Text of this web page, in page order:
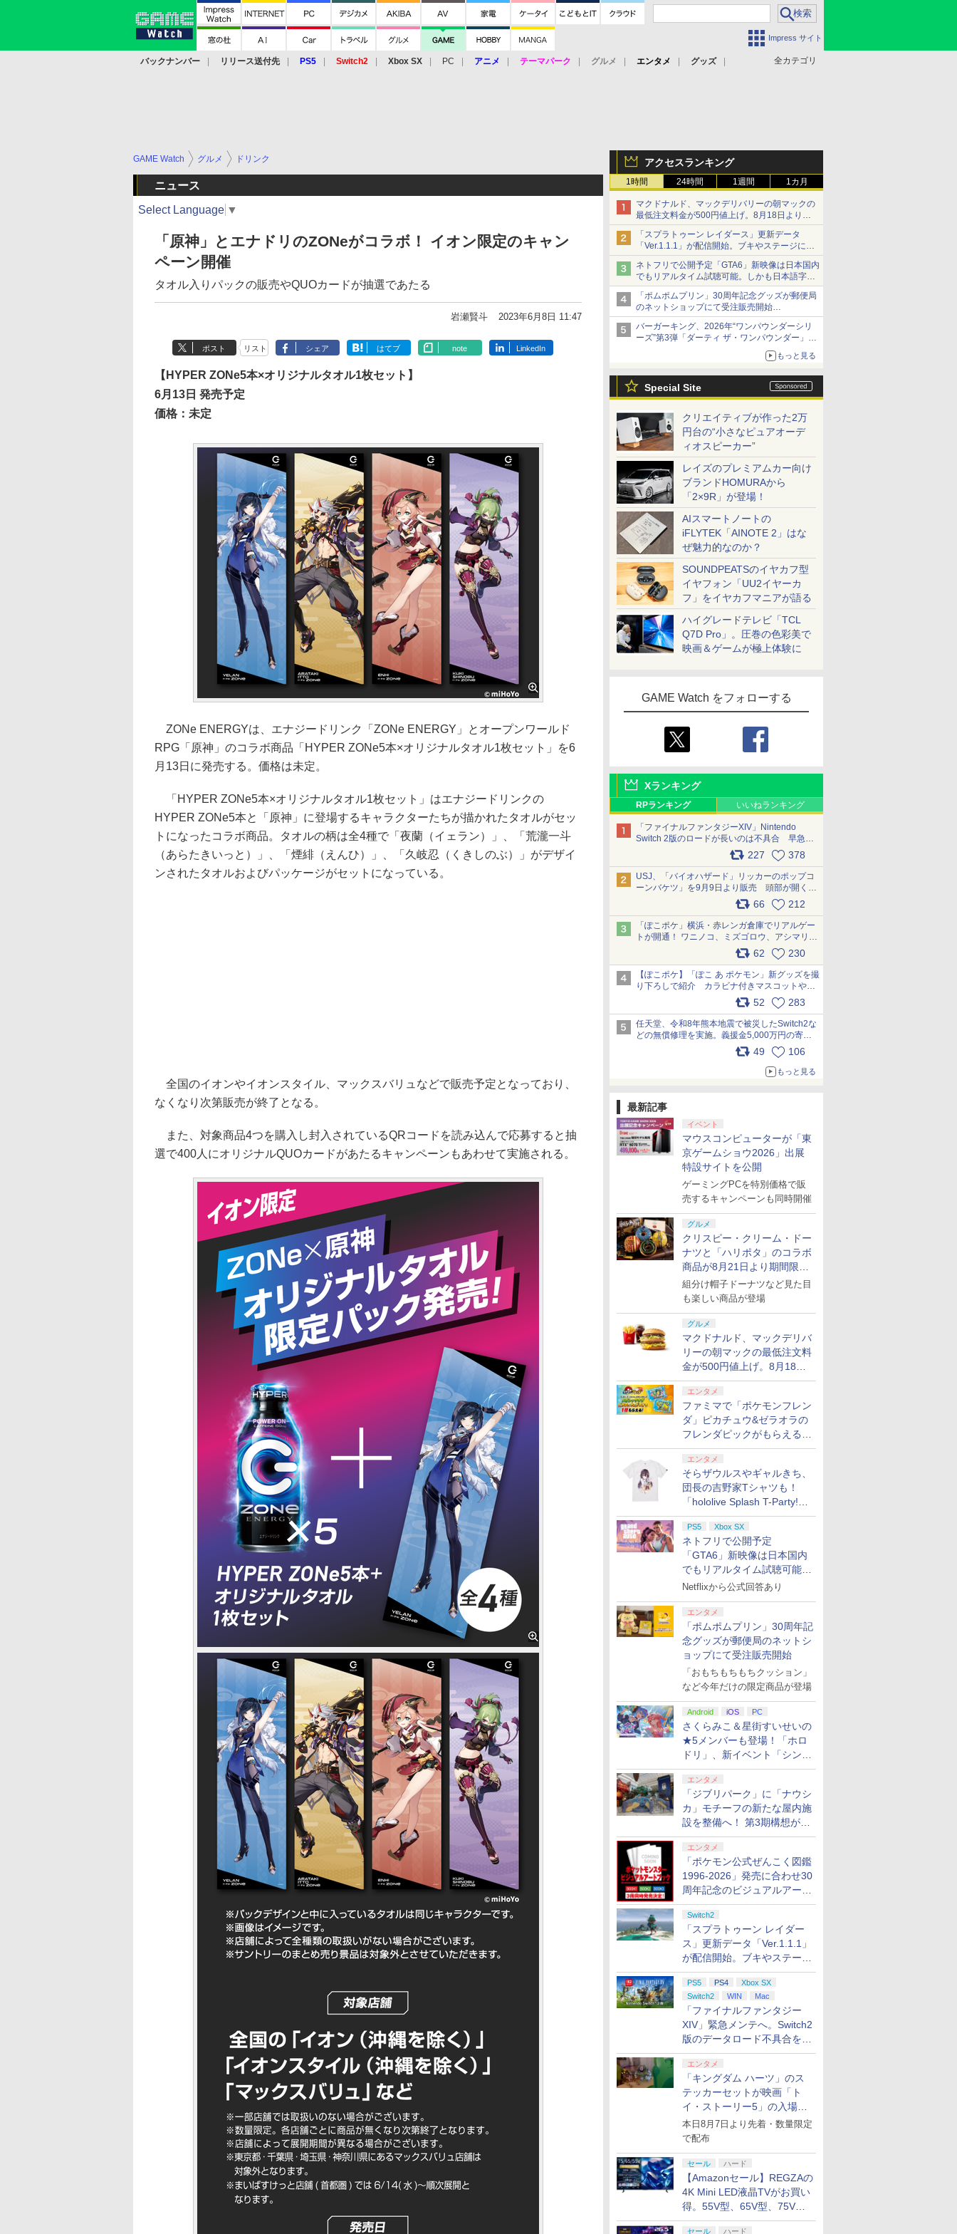
Impress サイト
全カテゴリ
バックナンバー リリース送付先 PS5 Switch2 Xbox SX PC アニメ テーマパーク グルメ エンタメ
グッズ
アクセスランキング
1時間 24時間 1週間 1カ月
マクドナルド、マックデリバリーの朝マックの
最低注文料金が500円値上げ。8月18日より
1,500円から受付
「スプラトゥーン レイダース」更新データ
「Ver.1.1.1」が配信開始。ブキやステージに関
する不具合を修正
ネトフリで公開予定「GTA6」新映像は日本国内
でもリアルタイム試聴可能。しかも日本語字幕
付き
Netflixから公式回答あり
「ポムポムプリン」30周年記念グッズが郵便局
のネットショップにて受注販売開始
「おもちもちもちクッション」など今年だけの
限定商品が登場
バーガーキング、2026年“ワンパウンダーシリ
ーズ”第3弾「ダーティ ザ・ワンパウンダー」を
「特製ガーリックマヨソース」を使用した超大
もっと見る
Special Site
クリエイティブが作った2万
円台の“小さなピュアオーデ
ィオスピーカー”
レイズのプレミアムカー向け
ブランドHOMURAから
「2×9R」が登場！
AIスマートノートの
iFLYTEK「AINOTE 2」はな
ぜ魅力的なのか？
SOUNDPEATSのイヤカフ型
イヤフォン「UU2イヤーカ
フ」をイヤカフマニアが語る
ハイグレードテレビ「TCL
Q7D Pro」。圧巻の色彩美で
映画＆ゲームが極上体験に
GAME Watch をフォローする
Xランキング
RPランキング いいねランキング
「ファイナルファンタジーXIV」Nintendo
Switch 2版のロードが長いのは不具合 早急に
アップデートできるよう対応中227 378
USJ、「バイオハザード」リッカーのポップコ
ーンバケツ」を9月9日より販売 頭部が開く仕
組み。味は恐怖を堪のう「味噌フレーバー」
66 212
「ぽこポケ」横浜・赤レンガ倉庫でリアルゲー
トが開通！ ワニノコ、ミズゴロウ、アシマリ登
場シーンをレポート pic.x.com/LDgEByVl6D
62 230
【ぽこポケ】「ぽこ あ ポケモン」新グッズを撮
り下ろしで紹介 カラビナ付きマスコットやス
52 283
任天堂、令和8年熊本地震で被災したSwitch2な
どの無償修理を実施。義援金5,000万円の寄付
も発表 pic.x.com/BAYsMfUfUC
49 106
もっと見る
最新記事
イベント
マウスコンピューターが「東
京ゲームショウ2026」出展
特設サイトを公開
ゲーミングPCを特別価格で販
売するキャンペーンも同時開催
グルメ
クリスピー・クリーム・ドー
ナツと「ハリポタ」のコラボ
商品が8月21日より期間限定
で発売
組分け帽子ドーナツなど見た目
も楽しい商品が登場
グルメ
マクドナルド、マックデリバ
リーの朝マックの最低注文料
金が500円値上げ。8月18日
より1,500円から受付
エンタメ
ファミマで「ポケモンフレン
ダ」ピカチュウ&ゼラオラの
フレンダピックがもらえるキ
ャンペーン開催！
エンタメ
そらザウルスやギャルきち、
団長の吉野家Tシャツも！
「hololive Splash T-Party!」
全Tシャツラインナップ公開
＆オンライン販売開始
PS5 Xbox SX
ネトフリで公開予定
「GTA6」新映像は日本国内
でもリアルタイム試聴可能。
しかも日本語字幕付き
Netflixから公式回答あり
エンタメ
「ポムポムプリン」30周年記
念グッズが郵便局のネットシ
ョップにて受注販売開始
「おもちもちもちクッション」
など今年だけの限定商品が登場
Android iOS PC
さくらみこ＆星街すいせいの
★5メンバーも登場！「ホロ
ドリ」、新イベント「シンク
ロする夏のスパークル」がス
タート
エンタメ
「ジブリパーク」に「ナウシ
カ」モチーフの新たな屋内施
設を整備へ！ 第3期構想が公
開
エンタメ
「ポケモン公式ぜんこく図鑑
1996-2026」発売に合わせ30
周年記念のビジュアルアート
ブック3冊同時発売が決定
Switch2
「スプラトゥーン レイダー
ス」更新データ「Ver.1.1.1」
が配信開始。ブキやステージ
に関する不具合を修正
PS5 PS4
Xbox SX
Switch2
WIN Mac
「ファイナルファンタジー
XIV」緊急メンテへ。Switch2
版のデータロード不具合を最
適化
エンタメ
「キングダム ハーツ」のス
テッカーセットが映画「ト
イ・ストーリー5」の入場特
典として配布決定！
本日8月7日より先着・数量限定
で配布
セール ハード
【Amazonセール】REGZAの
4K Mini LED液晶TVがお買い
得。55V型、65V型、75V型
の2026年モデルがラインナ
セール ハード
GAME Watch グルメ ドリンク
ニュース
Select Language ▼
「原神」とエナドリのZONeがコラボ！ イオン限定のキャン
ペーン開催
タオル入りパックの販売やQUOカードが抽選であたる
岩瀬賢斗 2023年6月8日 11:47
ポスト リスト シェア はてブ note LinkedIn
【HYPER ZONe5本×オリジナルタオル1枚セット】
6月13日 発売予定
価格：未定
ZONe ENERGYは、エナジードリンク「ZONe ENERGY」とオープンワールド
RPG「原神」のコラボ商品「HYPER ZONe5本×オリジナルタオル1枚セット」を6
月13日に発売する。価格は未定。
「HYPER ZONe5本×オリジナルタオル1枚セット」はエナジードリンクの
HYPER ZONe5本と「原神」に登場するキャラクターたちが描かれたタオルがセッ
トになったコラボ商品。タオルの柄は全4種で「夜蘭（イェラン）」、「荒瀧一斗
（あらたきいっと）」、「煙緋（えんひ）」、「久岐忍（くきしのぶ）」がデザイ
ンされたタオルおよびパッケージがセットになっている。
全国のイオンやイオンスタイル、マックスバリュなどで販売予定となっており、
なくなり次第販売が終了となる。
また、対象商品4つを購入し封入されているQRコードを読み込んで応募すると抽
選で400人にオリジナルQUOカードがあたるキャンペーンもあわせて実施される。